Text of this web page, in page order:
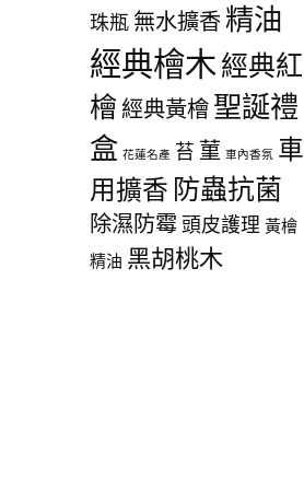
珠瓶 無水擴香 精油
經典檜木 經典紅
檜 經典黃檜 聖誕禮
盒 花蓮名產 苔 菫 車內香氛 車
用擴香 防蟲抗菌
除濕防霉 頭皮護理 黃檜
精油 黑胡桃木